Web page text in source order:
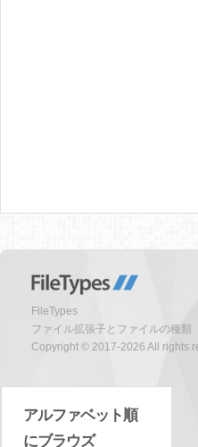
FileTypes
ファイル拡張子とファイルの種類
Copyright © 2017-2026 All rights
アルファベット順
にブラウズ